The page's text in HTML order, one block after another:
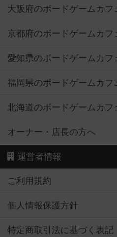
大阪府のボードゲームカフ
京都府のボードゲームカフ
愛知県のボードゲームカフ
福岡県のボードゲームカフ
北海道のボードゲームカフ
オーナー・店長の方へ
運営者情報
ご利用規約
個人情報保護方針
特定商取引法に基づく表記